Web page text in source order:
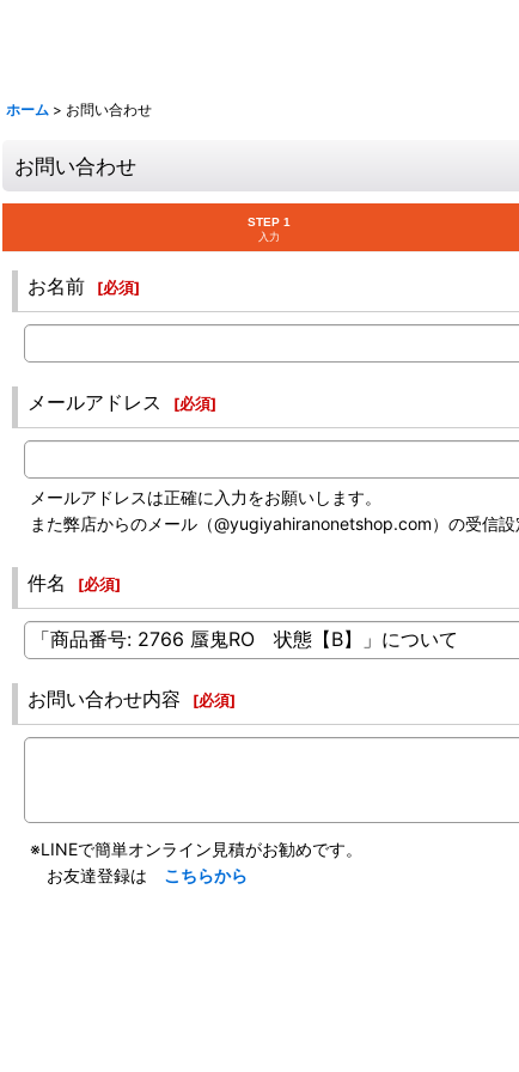
ホーム > お問い合わせ
お問い合わせ
STEP 1
入力
お名前 [必須]
メールアドレス [必須]
メールアドレスは正確に入力をお願いします。
また弊店からのメール（@yugiyahiranonetshop.com）の受信設
件名 [必須]
お問い合わせ内容 [必須]
※LINEで簡単オンライン見積がお勧めです。
お友達登録は こちらから